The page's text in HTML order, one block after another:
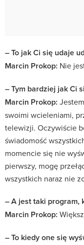
– To jak Ci się udaje
Marcin Prokop: Nie
– Tym bardziej jak Ci
Marcin Prokop:
swoimi wcieleniami,
telewizji. Oczywiście
świadomość
momencie się nie
pierwszy, mogę
wszystkich naraz nie
– A jest taki program,
Marcin Prokop:
– To kiedy one się